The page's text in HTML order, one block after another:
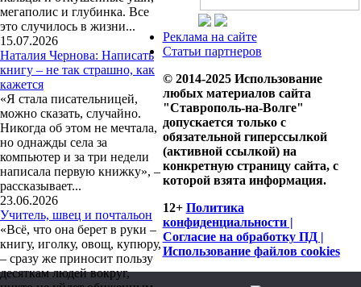
мегаполис и глубинка. Все
это случилось в жизни...
15.07.2026
Наталия Чернова: Написать
книгу – не так страшно, как
кажется
«Я стала писательницей,
можно сказать, случайно.
Никогда об этом не мечтала,
но однажды села за
компьютер и за три недели
написала первую книжку», –
рассказывает...
23.06.2026
Учитель, швец и почтальон
«Всё, что она берет в руки –
книгу, иголку, овощ, купюру,
– сразу же приносит пользу
десяткам людей вокруг,
Реклама на сайте
Статьи партнеров
© 2014-2025 Использование
любых материалов сайта
"Ставрополь-на-Волге"
допускается только с
обязательной гиперссылкой
(активной ссылкой) на
конкретную страницу сайта, с
которой взята информация.
12+ Политика
конфиденциальности |
Согласие на обработку ПД |
Использование файлов cookies